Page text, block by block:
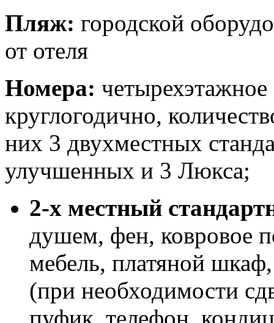
Пляж: городской
от отеля
Номера:
круглогодично,
них 3 двухместных
улучшенных и 3 Люкса;
2-х местный
душем, фен, ковровое
мебель, платяной
(при необходимости